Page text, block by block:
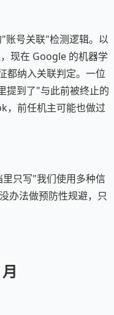
账号关联"检测逻辑。以
现在 Google 的机器学
都纳入关联判定。一位
提到了"与此前被终止的
前任机主可能也做过
只写"我们使用多种信
办法做预防性规避，只